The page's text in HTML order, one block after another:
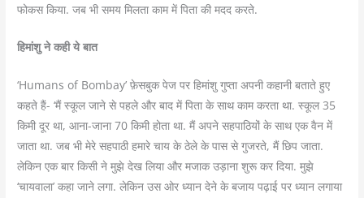
फोकस किया. जब भी समय मिलता काम में पिता की मदद करते.
हिमांशु ने कही ये बात
‘Humans of Bombay’ फ़ेसबुक पेज पर हिमांशु गुप्ता अपनी कहानी बताते हुए
कहते हैं- ‘मैं स्कूल जाने से पहले और बाद में पिता के साथ काम करता था. स्कूल 35
किमी दूर था, आना-जाना 70 किमी होता था. मैं अपने सहपाठियों के साथ एक वैन में
जाता था. जब भी मेरे सहपाठी हमारे चाय के ठेले के पास से गुजरते, मैं छिप जाता.
लेकिन एक बार किसी ने मुझे देख लिया और मजाक उड़ाना शुरू कर दिया. मुझे
‘चायवाला’ कहा जाने लगा. लेकिन उस ओर ध्यान देने के बजाय पढ़ाई पर ध्यान लगाया